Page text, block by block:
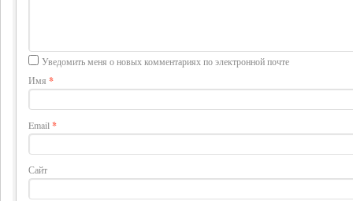
Уведомить меня о новых комментариях по электронной почте
Имя *
Email *
Сайт